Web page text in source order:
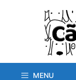
MENU